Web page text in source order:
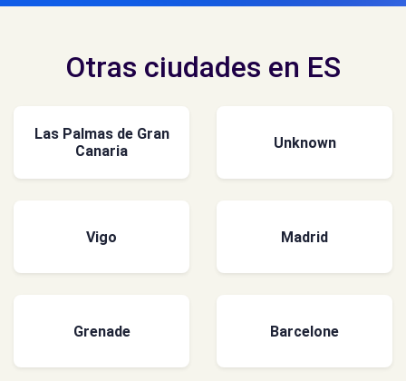
Otras ciudades en ES
Las Palmas de Gran
Canaria
Unknown
Vigo Madrid
Grenade Barcelone